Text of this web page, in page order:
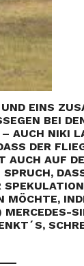
EINS
BEI
AUCH NIKI
DER
AUCH AUF
MERCEDES-